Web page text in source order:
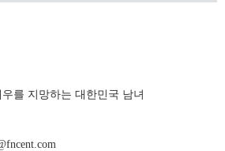
를 지망하는 대한민국 남녀